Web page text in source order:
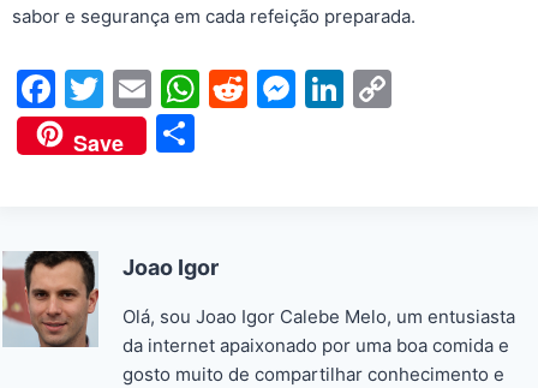
sabor e segurança em cada refeição preparada.
F
a
c
b
o
o
k
T
w
itt
E
m
ai
W
p
p
R M
g
er
Li C
k
Save
S
Joao Igor
Olá, sou Joao Igor Calebe Melo, um entusiasta
da internet apaixonado por uma boa comida e
gosto muito de compartilhar conhecimento e